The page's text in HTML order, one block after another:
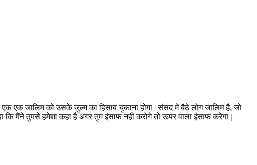
एक जालिम को उसके जुल्म का हिसाब चुकाना होगा | संसद में बैठे लोग जालिम है, जो
मैंने तुमसे हमेशा कहा है अगर तुम इंसाफ नहीं करोगे तो ऊपर वाला इंसाफ करेगा |